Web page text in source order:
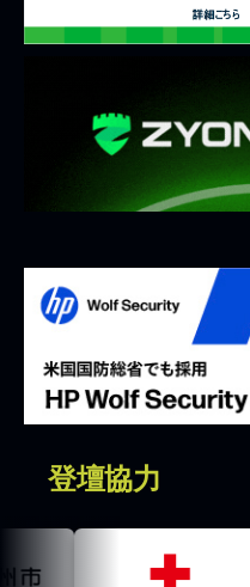
登壇協力